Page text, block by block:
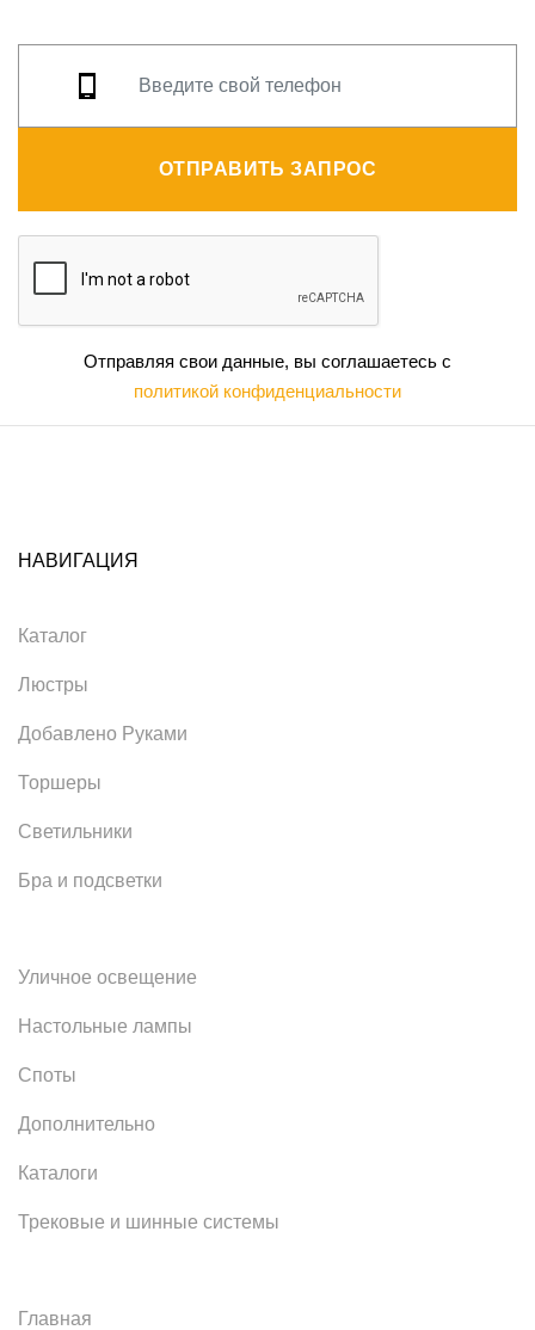
ОТПРАВИТЬ ЗАПРОС
Отправляя свои данные, вы соглашаетесь с
политикой конфиденциальности
НАВИГАЦИЯ
Каталог
Люстры
Добавлено Руками
Торшеры
Светильники
Бра и подсветки
Уличное освещение
Настольные лампы
Споты
Дополнительно
Каталоги
Трековые и шинные системы
Главная